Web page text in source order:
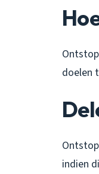
doelen
indien